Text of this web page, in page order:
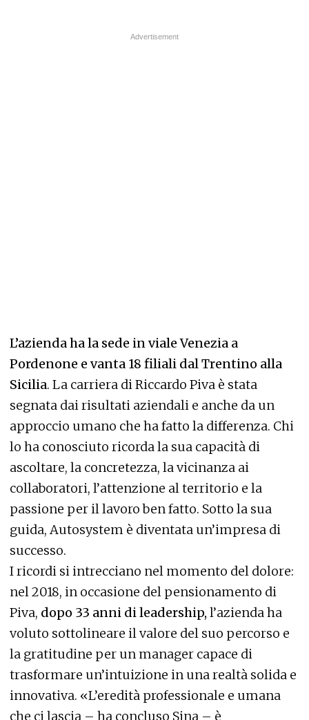
L’azienda ha la sede in viale Venezia a
Pordenone e vanta 18 filiali dal Trentino alla
Sicilia. La carriera di Riccardo Piva è stata
segnata dai risultati aziendali e anche da un
approccio umano che ha fatto la differenza. Chi
lo ha conosciuto ricorda la sua capacità di
ascoltare, la concretezza, la vicinanza ai
collaboratori, l’attenzione al territorio e la
passione per il lavoro ben fatto. Sotto la sua
guida, Autosystem è diventata un’impresa di
successo.
I ricordi si intrecciano nel momento del dolore:
nel 2018, in occasione del pensionamento di
Piva, dopo 33 anni di leadership, l’azienda ha
voluto sottolineare il valore del suo percorso e
la gratitudine per un manager capace di
trasformare un’intuizione in una realtà solida e
innovativa. «L’eredità professionale e umana
che ci lascia – ha concluso Sina – è